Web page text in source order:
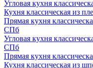
Угловая кухня
Кухня классическая из
Прямая кухня
СПб
Угловая кухня
СПб
Прямая кухня
Кухня классическая из